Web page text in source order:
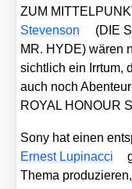
ZUM
Ste­ven­son
(DIE
MR. HYDE) wären
sicht­lich ein Irr­tum,
auch noch
ROYAL HONOUR
Sony hat einen
Ernest Lupin­ac­ci
The­ma